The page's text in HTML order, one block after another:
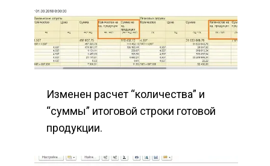
Изменен расчет “количества” и
“суммы” итоговой строки готовой
продукции.